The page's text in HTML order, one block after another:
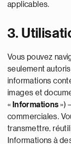
applicables.
3.
Vous pouvez
seulement
informations
images et
« Informations»)
commerciales.
transmettre,
Informations à